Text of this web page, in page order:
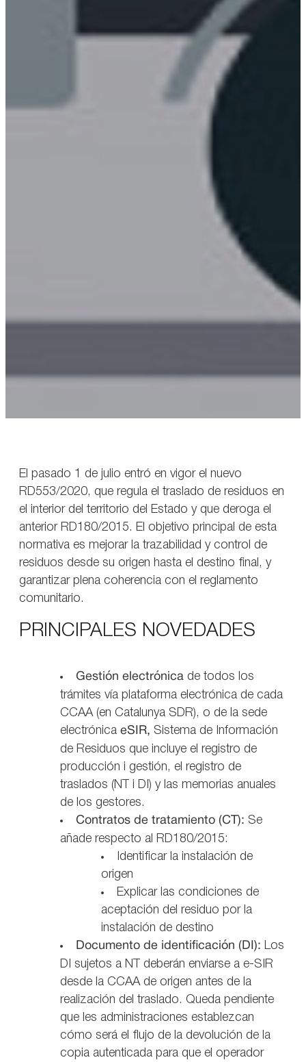
El pasado 1 de julio entró en vigor el nuevo
RD553/2020, que regula el traslado de residuos en
el interior del territorio del Estado y que deroga el
anterior RD180/2015. El objetivo principal de esta
normativa es mejorar la trazabilidad y control de
residuos desde su origen hasta el destino final, y
garantizar plena coherencia con el reglamento
comunitario.
PRINCIPALES NOVEDADES
Gestión electrónica de todos los
trámites vía plataforma electrónica de cada
CCAA (en Catalunya SDR), o de la sede
electrónica eSIR, Sistema de Información
de Residuos que incluye el registro de
producción i gestión, el registro de
traslados (NT i DI) y las memorias anuales
de los gestores.
Contratos de tratamiento (CT): Se
añade respecto al RD180/2015:
Identificar la instalación de
origen
Explicar las condiciones de
aceptación del residuo por la
instalación de destino
Documento de identificación (DI):
Los
DI sujetos a NT deberán enviarse a e-SIR
desde la CCAA de origen antes de la
realización del traslado. Queda pendiente
que les administraciones establezcan
cómo será el flujo de la devolución de la
copia autenticada para que el operador